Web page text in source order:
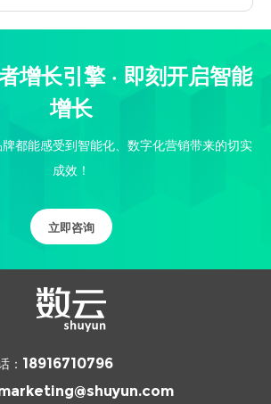
增长引擎 · 即刻开启智能
增长
都能感受到智能化、数字化营销带来的切实
成效！
立即咨询
： 18916710796